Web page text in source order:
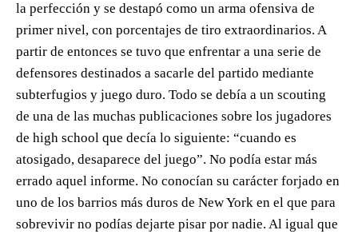
la perfección y se destapó como un arma ofensiva de
primer nivel, con porcentajes de tiro extraordinarios. A
partir de entonces se tuvo que enfrentar a una serie de
defensores destinados a sacarle del partido mediante
subterfugios y juego duro. Todo se debía a un scouting
de una de las muchas publicaciones sobre los jugadores
de high school que decía lo siguiente: “cuando es
atosigado, desaparece del juego”. No podía estar más
errado aquel informe. No conocían su carácter forjado en
uno de los barrios más duros de New York en el que para
sobrevivir no podías dejarte pisar por nadie. Al igual que